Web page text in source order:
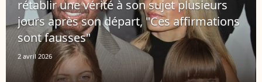
rétablir une vérité à son sujet plusieurs
jours après son départ, "Ces affirmations
sont fausses"
2 avril 2026